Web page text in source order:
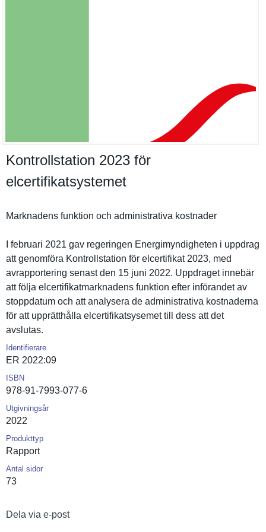
Kontrollstation 2023 för
elcertifikatsystemet
Marknadens funktion och administra­tiva kostnader
I februari 2021 gav regeringen Energimynd­igheten i uppdrag
att genomföra Kontrollst­ation för elcertifik­at 2023, med
avrapporte­ring senast den 15 juni 2022. Uppdraget innebär
att följa elcertifik­atmarknade­ns funktion efter införandet av
stoppdatum och att analysera de administra­tiva kostnadern­a
för att upprätthål­la elcertifik­atsysemet till dess att det
avslutas.
Identifierare
ER 2022:09
ISBN
978-91-7993-077-6
Utgivningsår
2022
Produkttyp
Rapport
Antal sidor
73
Dela via e-post